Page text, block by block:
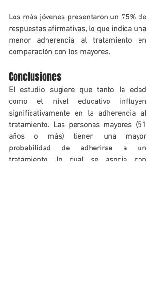
Los más jóvenes presentaron un 75% de
respuestas afirmativas, lo que indica una
menor adherencia al tratamiento en
comparación con los mayores.
Conclusiones
El estudio sugiere que tanto la edad
como el nivel educativo influyen
significativamente en la adherencia al
tratamiento. Las personas mayores (51
años o más) tienen una mayor
probabilidad de adherirse a un
tratamiento, lo cual se asocia con